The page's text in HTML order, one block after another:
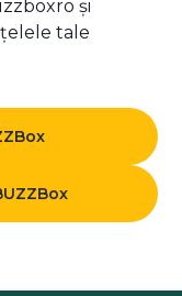
și
tale